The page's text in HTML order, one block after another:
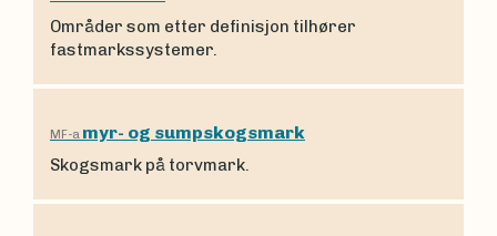
Områder som etter definisjon tilhører
fastmarkssystemer.
MF-a myr- og sumpskogsmark
Skogsmark på torvmark.